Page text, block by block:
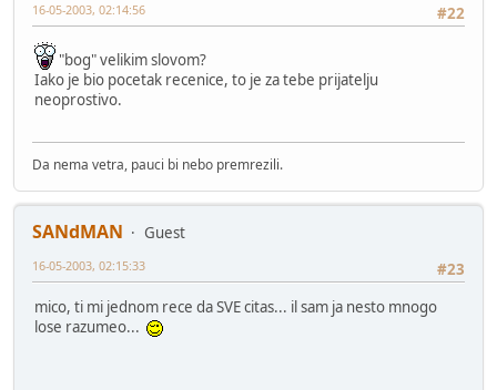
#22
16-05-2003, 02:14:56
"bog" velikim slovom?
Iako je bio pocetak recenice, to je za tebe prijatelju
neoprostivo.
Da nema vetra, pauci bi nebo premrezili.
SANdMAN
Guest
#23
16-05-2003, 02:15:33
mico, ti mi jednom rece da SVE citas... il sam ja nesto mnogo
lose razumeo...